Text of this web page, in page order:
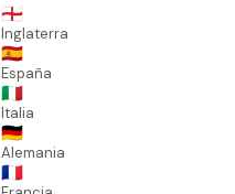
🏴󠁧󠁢󠁥󠁮󠁧󠁿
Inglaterra
🇪🇸
España
🇮🇹
Italia
🇩🇪
Alemania
🇫🇷